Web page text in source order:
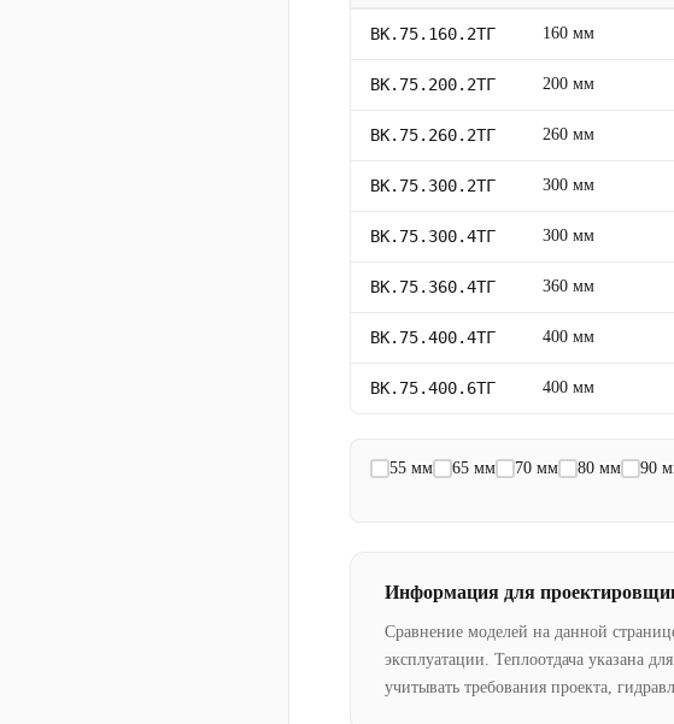
ВК.75.160.2ТГ 160 мм
ВК.75.200.2ТГ 200 мм
ВК.75.260.2ТГ 260 мм
ВК.75.300.2ТГ 300 мм
ВК.75.300.4ТГ 300 мм
ВК.75.360.4ТГ 360 мм
ВК.75.400.4ТГ 400 мм
ВК.75.400.6ТГ 400 мм
55 мм 65 мм 70 мм 80 мм 90
Информация для
Сравнение моделей на данной
эксплуатации. Теплоотдача указана
учитывать требования проекта,